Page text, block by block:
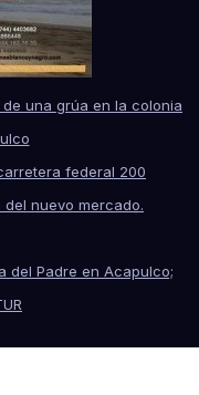
una grúa en la colonia
federal 200
nuevo mercado.
del Padre en Acapulco;